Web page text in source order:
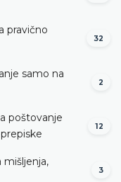
pravično
32
samo na
2
poštovanje
12
mišljenja,
3